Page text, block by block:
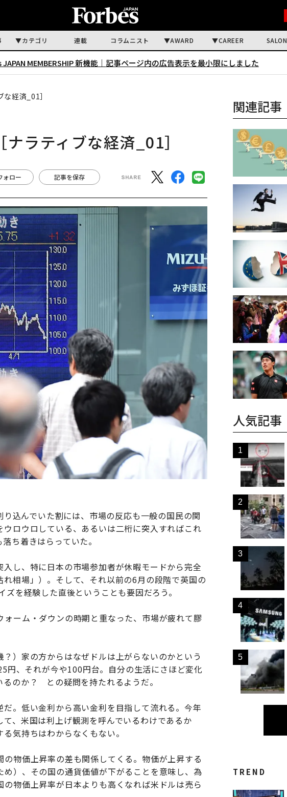
カテゴリ 連載 コラムニスト AWARD CAREER SALON
MEMBERSHIP 新機能｜ 記事ページ内の広告表示を最小限にしました
経済_01］
ラティブな経済_01］
ォロー 記事を保存
込んでいた割には、市場の反応も一般の国民の関
ロウロしている、あるいは二桁に突入すればこれ
ち着きはらっていた。
し、特に日本の市場参加者が休暇モードから完全
相場」）。そして、それ以前の6月の段階で英国の
を経験した直後ということも要因だろう。
ーム・ダウンの時期と重なった、市場が疲れて膠
）家の方からはなぜドルは上がらないのかという
円、それが今や100円台。自分の生活にさほど変化
のか？ との疑問を持たれるようだ。
。低い金利から高い金利を目指して流れる。今年
、米国は利上げ観測を呼んでいるわけであるか
気持ちはわからなくもない。
物価上昇率の差も関係してくる。物価が上昇する
）、その国の通貨価値が下がることを意味し、為
物価上昇率が日本よりも高くなれば米ドルは売ら
関連記事
人気記事
TREND